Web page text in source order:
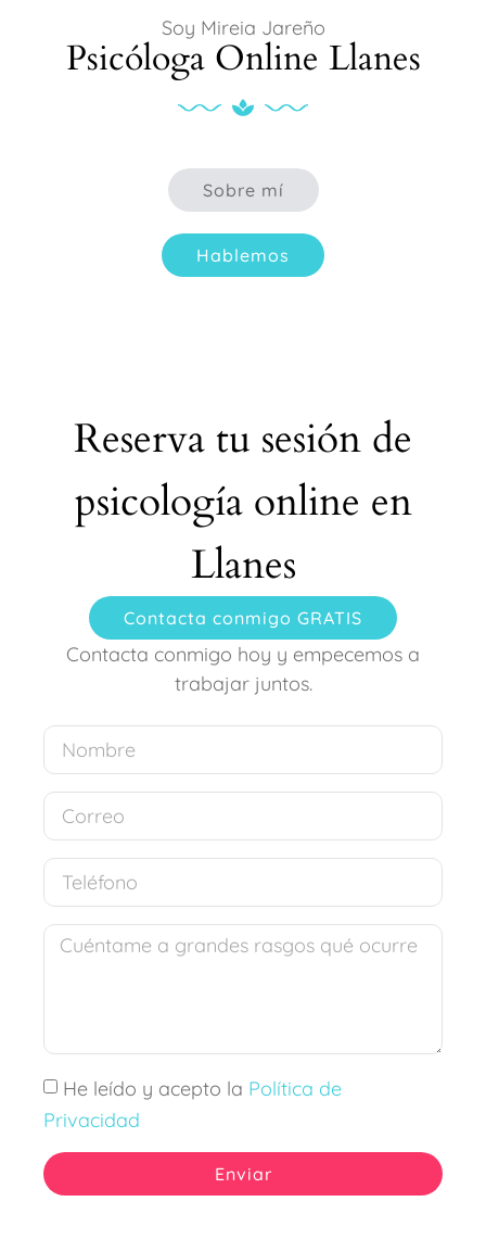
Soy Mireia Jareño
Psicóloga Online Llanes
Sobre mí
Hablemos
Reserva tu sesión de
psicología online en
Llanes
Contacta conmigo GRATIS
Contacta conmigo hoy y empecemos a
trabajar juntos.
He leído y acepto la Política de
Privacidad
Enviar